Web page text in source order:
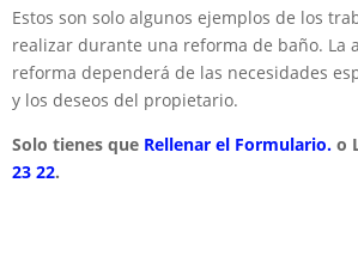
Estos son solo algunos ejemplos de los
realizar durante una reforma de baño. La
reforma dependerá de las necesidades
y los deseos del propietario.
Solo tienes que Rellenar el Formulario. o
23 22.